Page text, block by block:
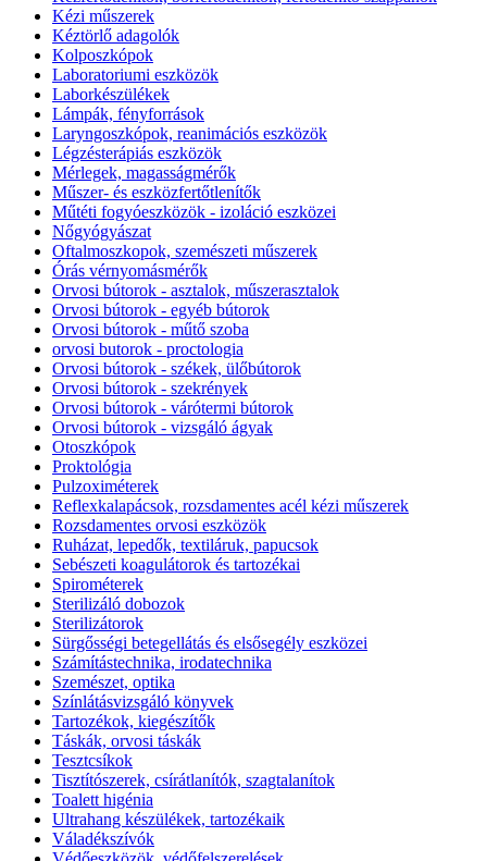
Kézi műszerek
Kéztörlő adagolók
Kolposzkópok
Laboratoriumi eszközök
Laborkészülékek
Lámpák, fényforrások
Laryngoszkópok, reanimációs eszközök
Légzésterápiás eszközök
Mérlegek, magasságmérők
Műszer- és eszközfertőtlenítők
Műtéti fogyóeszközök - izoláció eszközei
Nőgyógyászat
Oftalmoszkopok, szemészeti műszerek
Órás vérnyomásmérők
Orvosi bútorok - asztalok, műszerasztalok
Orvosi bútorok - egyéb bútorok
Orvosi bútorok - műtő szoba
orvosi butorok - proctologia
Orvosi bútorok - székek, ülőbútorok
Orvosi bútorok - szekrények
Orvosi bútorok - várótermi bútorok
Orvosi bútorok - vizsgáló ágyak
Otoszkópok
Proktológia
Pulzoximéterek
Reflexkalapácsok, rozsdamentes acél kézi műszerek
Rozsdamentes orvosi eszközök
Ruházat, lepedők, textiláruk, papucsok
Sebészeti koagulátorok és tartozékai
Spirométerek
Sterilizáló dobozok
Sterilizátorok
Sürgősségi betegellátás és elsősegély eszközei
Számítástechnika, irodatechnika
Szemészet, optika
Színlátásvizsgáló könyvek
Tartozékok, kiegészítők
Táskák, orvosi táskák
Tesztcsíkok
Tisztítószerek, csírátlanítók, szagtalanítok
Toalett higénia
Ultrahang készülékek, tartozékaik
Váladékszívók